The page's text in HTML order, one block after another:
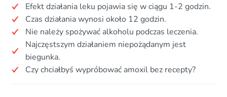
Efekt działania leku pojawia się w ciągu 1-2 godzin.
Czas działania wynosi około 12 godzin.
Nie należy spożywać alkoholu podczas leczenia.
Najczęstszym działaniem niepożądanym jest
biegunka.
Czy chciałbyś wypróbować amoxil bez recepty?